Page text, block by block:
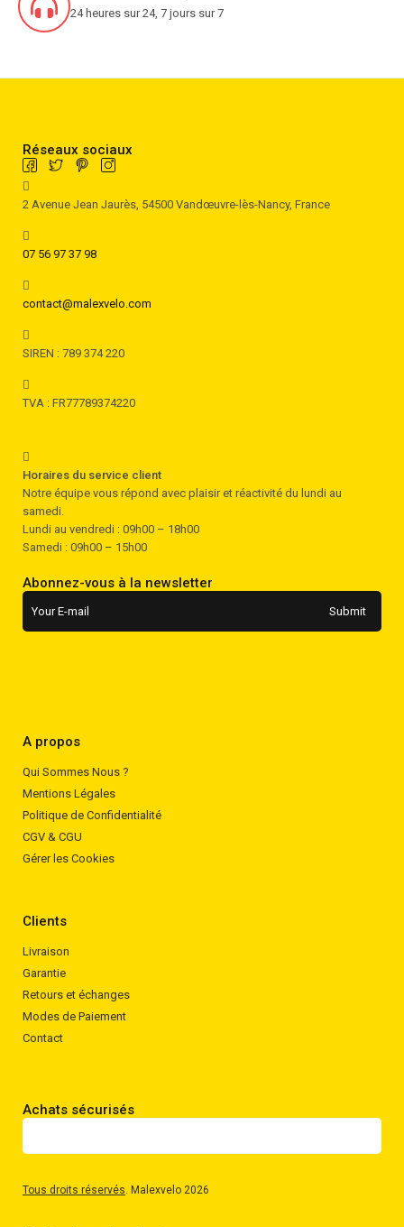
24 heures sur 24, 7 jours sur 7
Réseaux sociaux
2 Avenue Jean Jaurès, 54500 Vandœuvre-lès-Nancy, France
07 56 97 37 98
contact@malexvelo.com
SIREN : 789 374 220
TVA : FR77789374220
Horaires du service client
Notre équipe vous répond avec plaisir et réactivité du lundi au
samedi.
Lundi au vendredi : 09h00 – 18h00
Samedi : 09h00 – 15h00
Abonnez-vous à la newsletter
A propos
Qui Sommes Nous ?
Mentions Légales
Politique de Confidentialité
CGV & CGU
Gérer les Cookies
Clients
Livraison
Garantie
Retours et échanges
Modes de Paiement
Contact
Achats sécurisés
Tous droits réservés. Malexvelo 2026